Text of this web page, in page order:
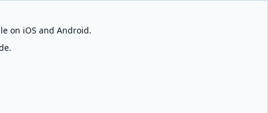
on iOS and Android.